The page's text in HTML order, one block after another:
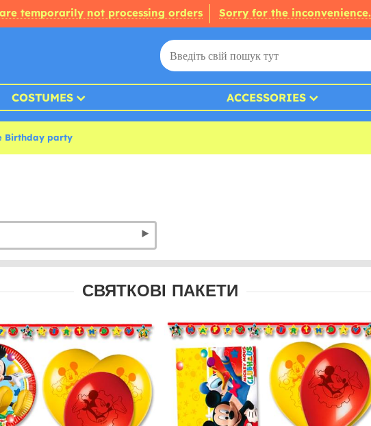
temporarily not processing orders Sorry for the inconvenience.
COSTUMES ACCESSORIES
Birthday party
СВЯТКОВІ ПАКЕТИ